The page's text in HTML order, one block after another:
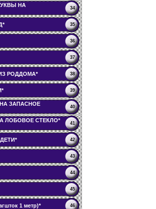
НА
34
35
36
37
РОДДОМА* 38
39
НА ЗАПАСНОЕ
40
ЛОБОВОЕ СТЕКЛО*
41
42
43
44
45
1 метр)* 46